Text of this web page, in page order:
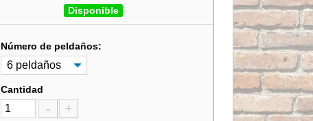
Disponible
Número de peldaños:
Cantidad
- +